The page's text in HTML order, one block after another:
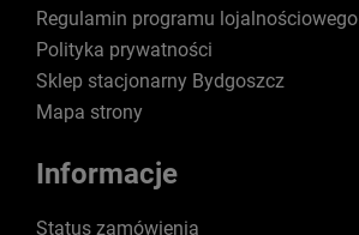
Regulamin programu lojalnościowego
Polityka prywatności
Sklep stacjonarny Bydgoszcz
Mapa strony
Informacje
Status zamówienia